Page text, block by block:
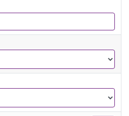
tot
met